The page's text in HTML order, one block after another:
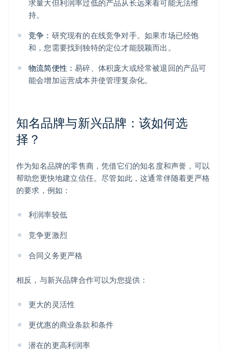
求量大但利润率过低的产品从长远来看可能无法维
持。
竞争： 研究现有的在线竞争对手。如果市场已经饱
和，您需要找到独特的定位才能脱颖而出。
物流简便性：易碎、体积庞大或经常被退回的产品可
能会增加运营成本并使管理复杂化。
知名品牌与新兴品牌：该如何选
择？
作为知名品牌的零售商，凭借它们的知名度和声誉，可以
帮助您更快地建立信任。尽管如此，这通常伴随着更严格
的要求，例如：
利润率较低
竞争更激烈
合同义务更严格
相反，与新兴品牌合作可以为您提供：
更大的灵活性
更优惠的商业条款和条件
潜在的更高利润率